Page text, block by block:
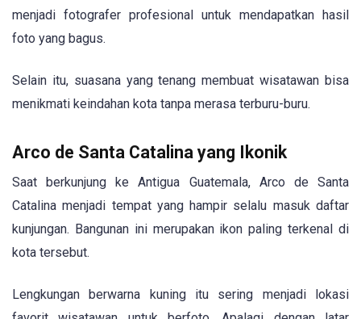
menjadi fotografer profesional untuk mendapatkan hasil
foto yang bagus.
Selain itu, suasana yang tenang membuat wisatawan bisa
menikmati keindahan kota tanpa merasa terburu-buru.
Arco de Santa Catalina yang Ikonik
Saat berkunjung ke Antigua Guatemala, Arco de Santa
Catalina menjadi tempat yang hampir selalu masuk daftar
kunjungan. Bangunan ini merupakan ikon paling terkenal di
kota tersebut.
Lengkungan berwarna kuning itu sering menjadi lokasi